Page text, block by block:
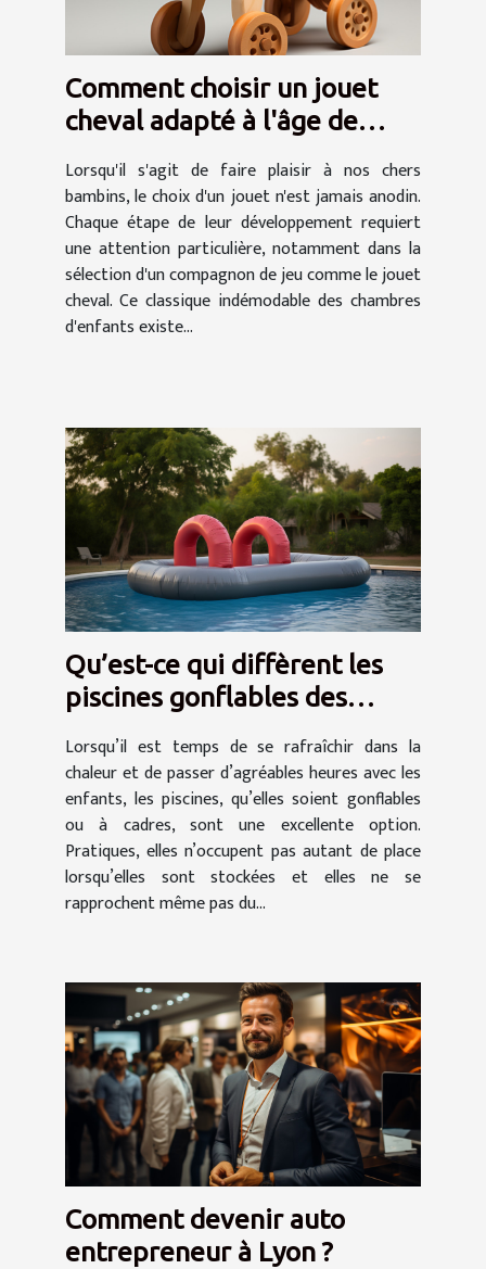
Comment choisir un jouet
cheval adapté à l'âge de
Lorsqu'il s'agit de faire plaisir à nos chers
bambins, le choix d'un jouet n'est jamais anodin.
Chaque étape de leur développement requiert
une attention particulière, notamment dans la
sélection d'un compagnon de jeu comme le jouet
cheval. Ce classique indémodable des chambres
d'enfants existe...
Qu’est-ce qui diffèrent les
piscines gonflables des
Lorsqu’il est temps de se rafraîchir dans la
chaleur et de passer d’agréables heures avec les
enfants, les piscines, qu’elles soient gonflables
ou à cadres, sont une excellente option.
Pratiques, elles n’occupent pas autant de place
lorsqu’elles sont stockées et elles ne se
rapprochent même pas du...
Comment devenir auto
entrepreneur à Lyon ?